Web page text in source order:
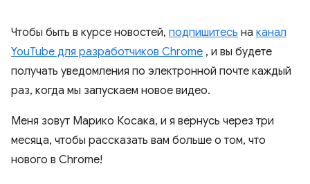
Чтобы быть в курсе новостей, подпишитесь на канал
YouTube для разработчиков Chrome , и вы будете
получать уведомления по электронной почте каждый
раз, когда мы запускаем новое видео.
Меня зовут Марико Косака, и я вернусь через три
месяца, чтобы рассказать вам больше о том, что
нового в Chrome!